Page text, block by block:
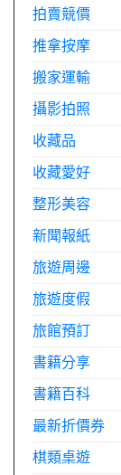
拍賣競價
推拿按摩
搬家運輸
攝影拍照
收藏品
收藏愛好
整形美容
新聞報紙
旅遊周邊
旅遊度假
旅館預訂
書籍分享
書籍百科
最新折價券
棋類桌遊